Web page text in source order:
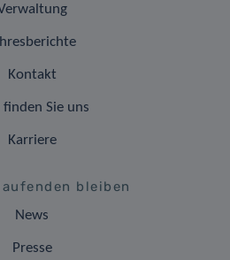
Kontakt
finden Sie uns
Karriere
bleiben
News
Presse